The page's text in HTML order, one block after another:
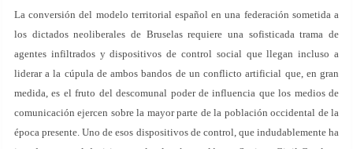
La conversión del modelo territorial español en una federación sometida a
los dictados neoliberales de Bruselas requiere una sofisticada trama de
agentes infiltrados y dispositivos de control social que llegan incluso a
liderar a la cúpula de ambos bandos de un conflicto artificial que, en gran
medida, es el fruto del descomunal poder de influencia que los medios de
comunicación ejercen sobre la mayor parte de la población occidental de la
época presente. Uno de esos dispositivos de control, que indudablemente ha